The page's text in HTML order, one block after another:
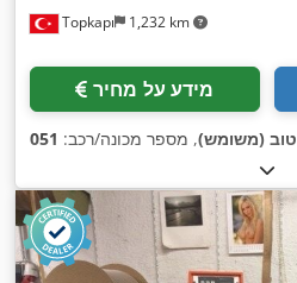
Topkapı 1,232 km
מידע על מחיר
טוב (משומש), מספר מכונה/רכב: 051